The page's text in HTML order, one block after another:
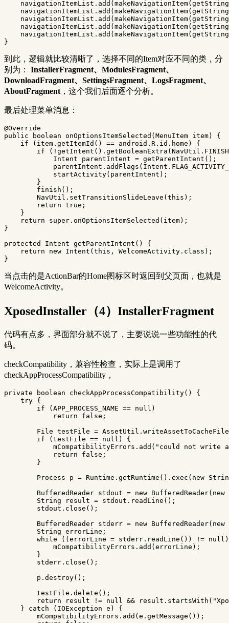
navigationItemList . add ( makeNavigationItem( getString
navigationItemList . add ( makeNavigationItem( getString
navigationItemList . add ( makeNavigationItem( getString
navigationItemList . add ( makeNavigationItem( getString
navigationItemList . add ( makeNavigationItem( getString
}
到此，逻辑就比较清晰了，选择不同的Item对应不同的类，分
别为： InstallerFragment、ModulesFragment、
DownloadFragment、SettingsFragment、LogsFragment、
AboutFragment ，这个我们后面逐个分析。
最后处理菜单消息：
@Override
public
boolean onOptionsItemSelected ( MenuItem item)
{
if
( item . getItemId () == android . R . id . home )
{
if
(! getIntent (). getBooleanExtra ( NavUtil .
Intent
parentIntent = getParentIntent ();
parentIntent . addFlags ( Intent .
startActivity( parentIntent );
}
finish ();
NavUtil . setTransitionSlideLeave ( this );
return true ;
}
return
super . onOptionsItemSelected ( item);
}
protected
Intent getParentIntent ()
{
return
new Intent ( this , WelcomeActivity . class );
}
当点击的是ActionBar的Home图标区时返回到父页面，也就是
WelcomeActivity。
XposedInstaller（4）InstallerFragment
代码有点多，界面部分就不说了，主要说说一些功能性的代
码。
checkCompatibility，兼容性检查，实际上是调用了
checkAppProcessCompatibility，
private boolean checkAppProcessCompatibility()
{
try {
if
( APP_PROCESS_NAME == null )
return
false ;
File testFile = AssetUtil . writeAssetToCacheFile
if
( testFile == null )
{
mCompatibilityErrors . add ( "could not write
return
false ;
}
Process
p = Runtime . getRuntime (). exec ( new
BufferedReader stdout = new BufferedReader( new
String
result = stdout . readLine ();
stdout . close ();
BufferedReader stderr = new BufferedReader( new
String errorLine ;
while
(( errorLine = stderr . readLine ()) != null )
mCompatibilityErrors . add ( errorLine );
}
stderr . close ();
p . destroy();
testFile . delete ();
return
result != null && result . startsWith (
}
catch ( IOException e )
{
mCompatibilityErrors . add ( e . getMessage ());